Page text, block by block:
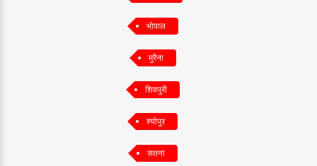
भोपाल
मुरैना
शिवपुरी
श्योपुर
सतना